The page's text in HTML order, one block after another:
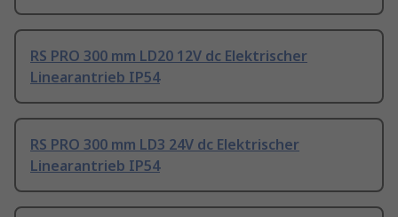
RS PRO 300 mm LD20 12V dc Elektrischer
Linearantrieb IP54
RS PRO 300 mm LD3 24V dc Elektrischer
Linearantrieb IP54